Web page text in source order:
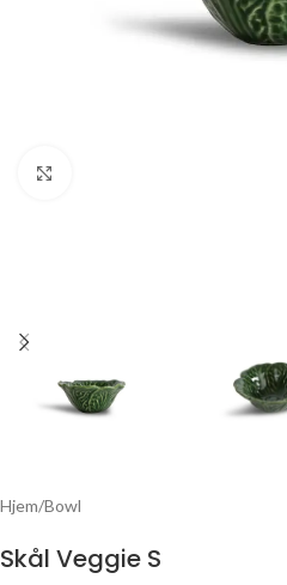
Hjem/Bowl
Skål Veggie S